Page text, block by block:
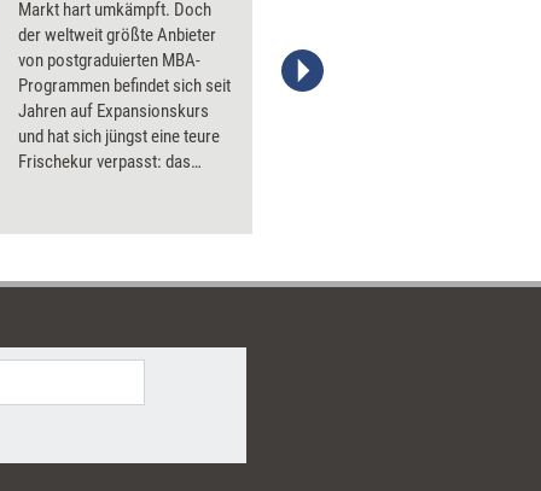
Markt hart umkämpft. Doch
der weltweit größte Anbieter
von postgraduierten MBA-
Programmen befindet sich seit
Jahren auf Expansionskurs
und hat sich jüngst eine teure
Frischekur verpasst: das
sprach mit Henley-Chef Chris
Erfolgsstrategien der
Versäumnisse anderer